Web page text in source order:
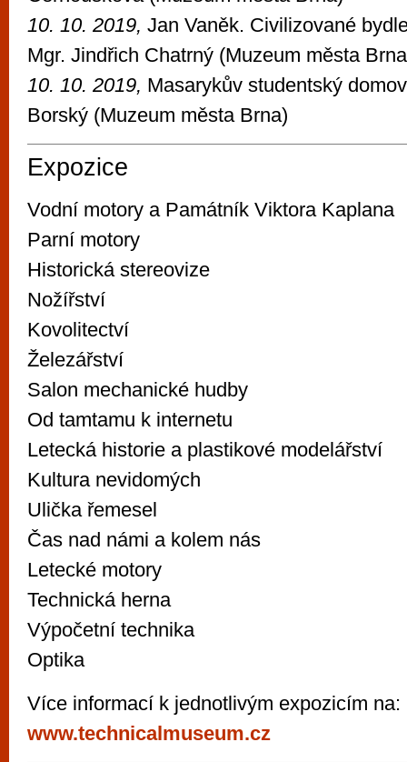
10. 10. 2019, Jan Vaněk. Civilizované
Mgr. Jindřich Chatrný (Muzeum města
10. 10. 2019, Masarykův studentský
Borský (Muzeum města Brna)
Expozice
Vodní motory a Památník Viktora Kaplana
Parní motory
Historická stereovize
Nožířství
Kovolitectví
Železářství
Salon mechanické hudby
Od tamtamu k internetu
Letecká historie a plastikové modelářství
Kultura nevidomých
Ulička řemesel
Čas nad námi a kolem nás
Letecké motory
Technická herna
Výpočetní technika
Optika
Více informací k jednotlivým expozicím na:
www.technicalmuseum.cz